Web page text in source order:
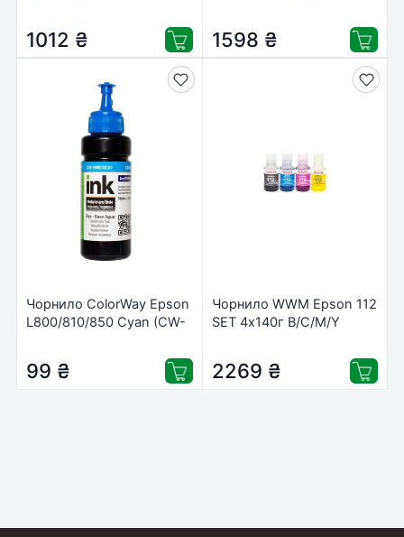
1012 ₴ 1598 ₴
Чорнило ColorWay Epson
L800/810/850 Cyan (CW-
99 ₴
Чорнило WWM Epson 112
SET 4х140г B/C/M/Y
2269 ₴